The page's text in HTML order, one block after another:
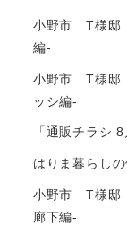
小野市 T様邸
編-
小野市 T様邸
ッシ編-
「通販チラシ
はりま暮らし
小野市 T様邸
廊下編-